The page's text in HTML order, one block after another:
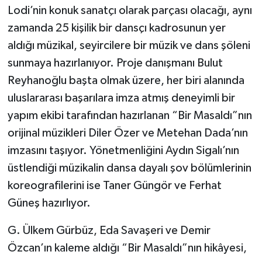
Lodi’nin konuk sanatçı olarak parçası olacağı, aynı
zamanda 25 kişilik bir dansçı kadrosunun yer
aldığı müzikal, seyircilere bir müzik ve dans şöleni
sunmaya hazırlanıyor. Proje danışmanı Bulut
Reyhanoğlu başta olmak üzere, her biri alanında
uluslararası başarılara imza atmış deneyimli bir
yapım ekibi tarafından hazırlanan “Bir Masaldı”nın
orijinal müzikleri Diler Özer ve Metehan Dada’nın
imzasını taşıyor. Yönetmenliğini Aydın Sigalı’nın
üstlendiği müzikalin dansa dayalı şov bölümlerinin
koreografilerini ise Taner Güngör ve Ferhat
Güneş hazırlıyor.
G. Ülkem Gürbüz, Eda Savaşeri ve Demir
Özcan’ın kaleme aldığı “Bir Masaldı”nın hikâyesi,